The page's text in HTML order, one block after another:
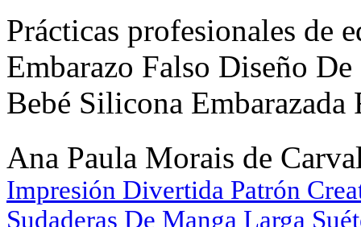
Prácticas profesionales
Embarazo Falso Diseño
Bebé Silicona Embarazada
Ana Paula Morais de
Impresión Divertida Patrón
Sudaderas De Manga Larga